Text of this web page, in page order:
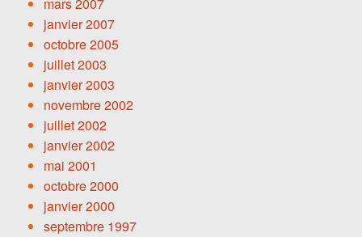
mars 2007
janvier 2007
octobre 2005
juillet 2003
janvier 2003
novembre 2002
juillet 2002
janvier 2002
mai 2001
octobre 2000
janvier 2000
septembre 1997